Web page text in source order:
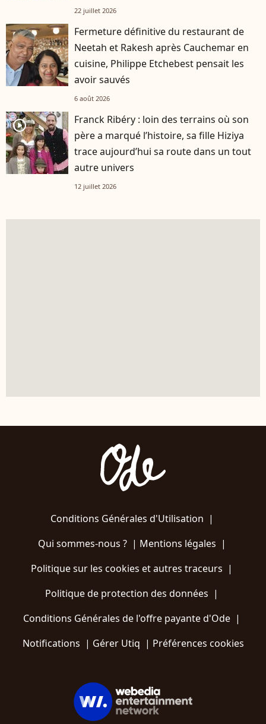
22 juillet 2026
Fermeture définitive du restaurant de
Neetah et Rakesh après Cauchemar en
cuisine, Philippe Etchebest pensait les
avoir sauvés
6 août 2026
player2
Franck Ribéry : loin des terrains où son
père a marqué l’histoire, sa fille Hiziya
trace aujourd’hui sa route dans un tout
autre univers
12 juillet 2026
Conditions Générales d'Utilisation |
Qui sommes-nous ?| Mentions légales |
Politique sur les cookies et autres traceurs |
Politique de protection des données |
Conditions Générales de l'offre payante d'Ode |
Notifications | Gérer Utiq | Préférences cookies